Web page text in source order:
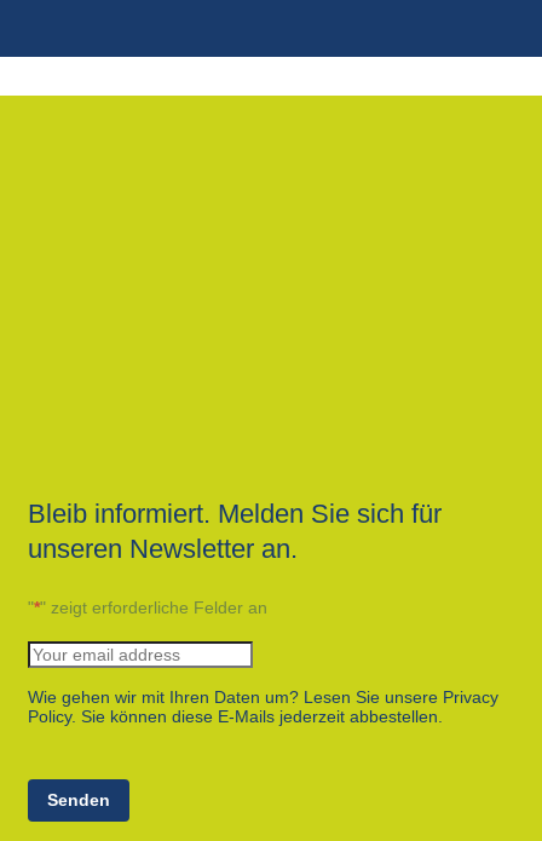
Bleib informiert. Melden Sie sich für
unseren Newsletter an.
"*" zeigt erforderliche Felder an
Wie gehen wir mit Ihren Daten um? Lesen Sie unsere Privacy
Policy. Sie können diese E-Mails jederzeit abbestellen.
Senden